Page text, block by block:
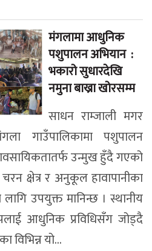
मंगलामा आधुनिक
पशुपालन अभियान :
भकारो सुधारदेखि
नमुना बाख्रा खोरसम्म
साधन राम्जाली मगर
गाउँपालिकामा पशुपालन
उन्मुख हुँदै गएको
क्षेत्र र अनुकूल हावापानीका
उपयुक्त मानिन्छ । स्थानीय
आधुनिक प्रविधिसँग जोड्दै
विभिन्न यो...